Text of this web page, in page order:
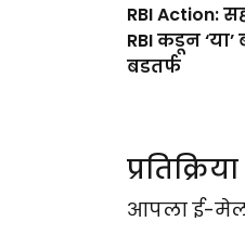
RBI Action:
RBI कडून
बडतर्फ
आपला ई-मेल